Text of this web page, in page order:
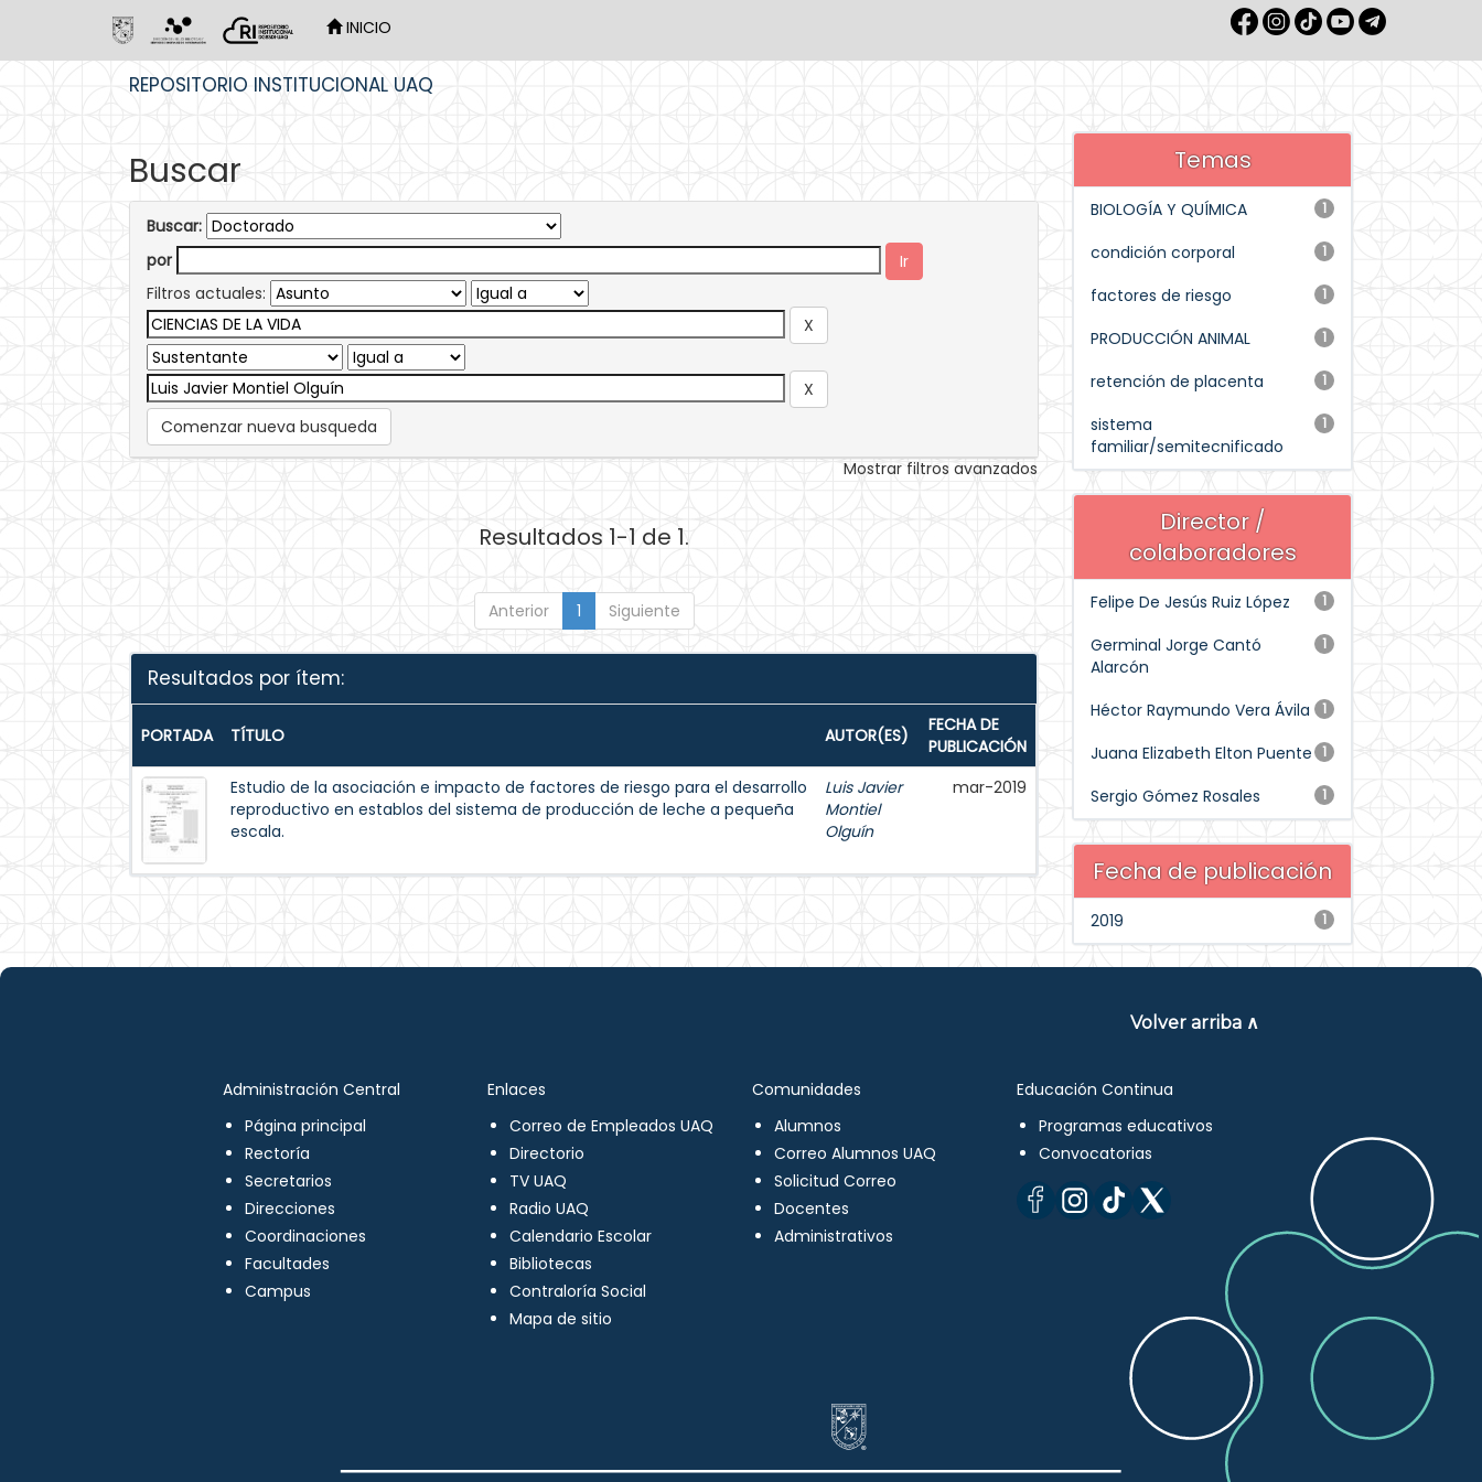
INICIO
REPOSITORIO INSTITUCIONAL UAQ
Buscar
Buscar:
por
Filtros actuales:
Comenzar nueva busqueda
Mostrar filtros avanzados
Resultados 1-1 de 1.
Anterior 1 Siguiente
Resultados por ítem:
PORTADA TÍTULO AUTOR(ES)
FECHA DE
PUBLICACIÓN
Estudio de la asociación e impacto de factores de riesgo para el desarrollo
reproductivo en establos del sistema de producción de leche a pequeña
escala.
Luis Javier
Montiel
Olguín
mar-2019
Temas
1
BIOLOGÍA Y QUÍMICA
1
condición corporal
1
factores de riesgo
1
PRODUCCIÓN ANIMAL
1
retención de placenta
1
sistema
familiar/semitecnificado
Director /
colaboradores
1
Felipe De Jesús Ruiz López
1
Germinal Jorge Cantó
Alarcón
1
Héctor Raymundo Vera Ávila
1
Juana Elizabeth Elton Puente
1
Sergio Gómez Rosales
Fecha de publicación
1
2019
Volver arriba ∧
Administración Central
Página principal
Rectoría
Secretarios
Direcciones
Coordinaciones
Facultades
Campus
Enlaces
Correo de Empleados UAQ
Directorio
TV UAQ
Radio UAQ
Calendario Escolar
Bibliotecas
Contraloría Social
Mapa de sitio
Comunidades
Alumnos
Correo Alumnos UAQ
Solicitud Correo
Docentes
Administrativos
Educación Continua
Programas educativos
Convocatorias